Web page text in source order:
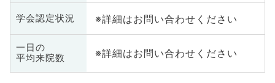
学会認定状況 ※詳細はお問い合わせください
一日の
平均来院数
※詳細はお問い合わせください